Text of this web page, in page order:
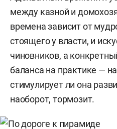
между казной и
времена зависит от
стоящего у власти, и
чиновников, а
баланса на практике —
стимулирует ли она
наоборот, тормозит.